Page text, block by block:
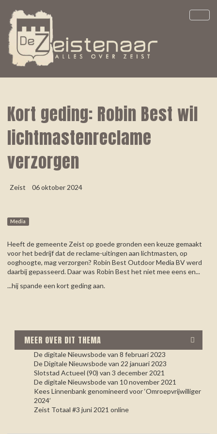
Kort geding: Robin Best wil
lichtmastenreclame
verzorgen
Zeist 06 oktober 2024
Media
Heeft de gemeente Zeist op goede gronden een keuze gemaakt
voor het bedrijf dat de reclame-uitingen aan lichtmasten, op
ooghoogte, mag verzorgen? Robin Best Outdoor Media BV werd
daarbij gepasseerd. Daar was Robin Best het niet mee eens en...
...hij spande een kort geding aan.
MEER OVER DIT THEMA
De digitale Nieuwsbode van 8 februari 2023
De Digitale Nieuwsbode van 22 januari 2023
Slotstad Actueel (90) van 3 december 2021
De digitale Nieuwsbode van 10 november 2021
Kees Linnenbank genomineerd voor ‘Omroepvrijwilliger
2024’
Zeist Totaal #3 juni 2021 online